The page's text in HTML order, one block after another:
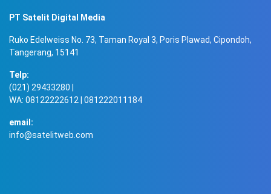
PT Satelit Digital Media
Ruko Edelweiss No. 73, Taman Royal 3, Poris Plawad, Cipondoh,
Tangerang, 15141
Telp:
(021) 29433280 |
WA: 08122222612 | 081222011184
email:
info@satelitweb.com